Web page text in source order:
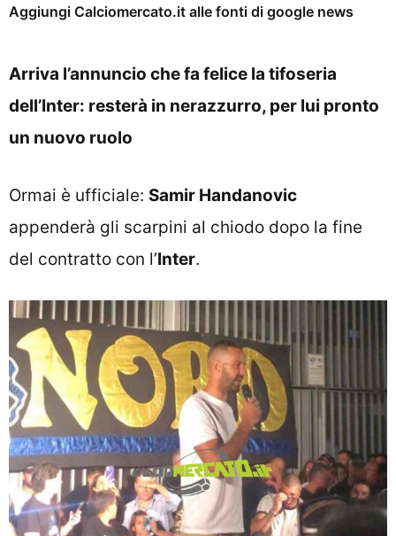
Aggiungi Calciomercato.it alle fonti di google news
Arriva l’annuncio che fa felice la tifoseria
dell’Inter: resterà in nerazzurro, per lui pronto
un nuovo ruolo
Ormai è ufficiale: Samir Handanovic
appenderà gli scarpini al chiodo dopo la fine
del contratto con l’Inter.